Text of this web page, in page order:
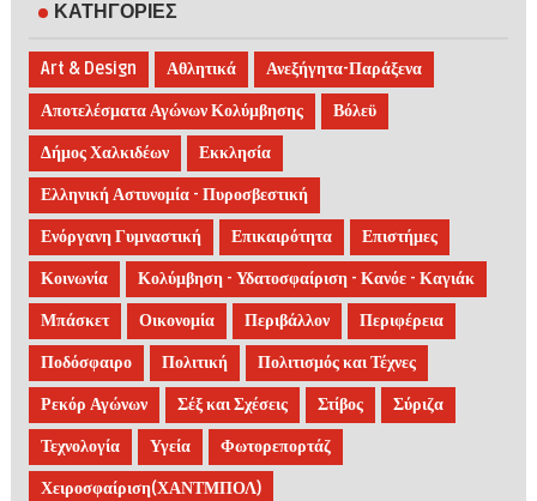
ΚΑΤΗΓΟΡΙΕΣ
Art & Design Αθλητικά Ανεξήγητα-Παράξενα
Αποτελέσματα Αγώνων Κολύμβησης Βόλεϋ
Δήμος Χαλκιδέων Εκκλησία
Ελληνική Αστυνομία - Πυροσβεστική
Ενόργανη Γυμναστική Επικαιρότητα Επιστήμες
Κοινωνία Κολύμβηση - Υδατοσφαίριση - Κανόε - Καγιάκ
Μπάσκετ Οικονομία Περιβάλλον Περιφέρεια
Ποδόσφαιρο Πολιτική Πολιτισμός και Τέχνες
Ρεκόρ Αγώνων Σέξ και Σχέσεις Στίβος Σύριζα
Τεχνολογία Υγεία Φωτορεπορτάζ
Χειροσφαίριση(ΧΑΝΤΜΠΟΛ)